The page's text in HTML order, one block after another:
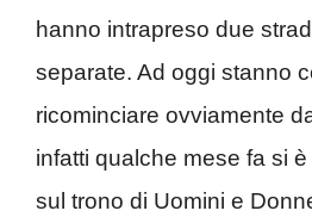
hanno intrapreso due
separate. Ad oggi stanno
ricominciare ovviamente
infatti qualche mese fa si
sul trono di Uomini e